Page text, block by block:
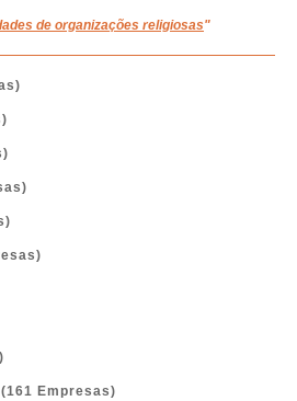
de organizações religiosas"
(161 Empresas)